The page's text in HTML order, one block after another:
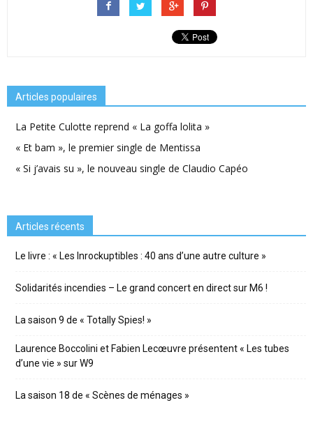
Articles populaires
La Petite Culotte reprend « La goffa lolita »
« Et bam », le premier single de Mentissa
« Si j’avais su », le nouveau single de Claudio Capéo
Articles récents
Le livre : « Les Inrockuptibles : 40 ans d’une autre culture »
Solidarités incendies – Le grand concert en direct sur M6 !
La saison 9 de « Totally Spies! »
Laurence Boccolini et Fabien Lecœuvre présentent « Les tubes
d’une vie » sur W9
La saison 18 de « Scènes de ménages »